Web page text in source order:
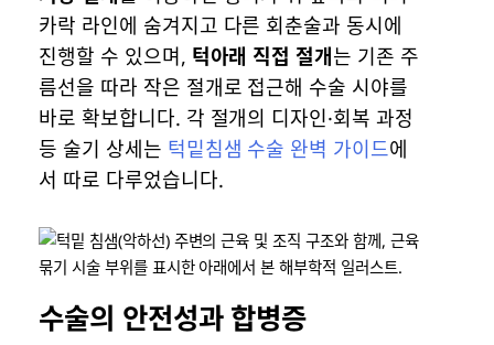
카락 라인에 숨겨지고 다른 회춘술과 동시에
진행할 수 있으며, 턱아래 직접 절개는 기존 주
름선을 따라 작은 절개로 접근해 수술 시야를
바로 확보합니다. 각 절개의 디자인·회복 과정
등 술기 상세는 턱밑침샘 수술 완벽 가이드에
서 따로 다루었습니다.
수술의 안전성과 합병증